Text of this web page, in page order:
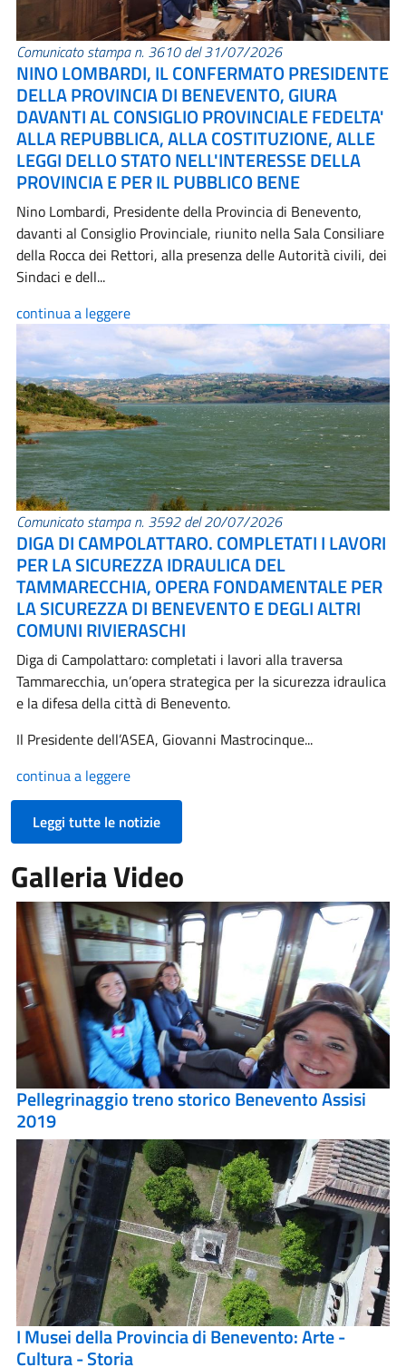
Comunicato stampa n. 3610 del 31/07/2026
NINO LOMBARDI, IL CONFERMATO PRESIDENTE
DELLA PROVINCIA DI BENEVENTO, GIURA
DAVANTI AL CONSIGLIO PROVINCIALE FEDELTA'
ALLA REPUBBLICA, ALLA COSTITUZIONE, ALLE
LEGGI DELLO STATO NELL'INTERESSE DELLA
PROVINCIA E PER IL PUBBLICO BENE
Nino Lombardi, Presidente della Provincia di Benevento,
davanti al Consiglio Provinciale, riunito nella Sala Consiliare
della Rocca dei Rettori, alla presenza delle Autorità civili, dei
Sindaci e dell...
continua a leggere
Comunicato stampa n. 3592 del 20/07/2026
DIGA DI CAMPOLATTARO. COMPLETATI I LAVORI
PER LA SICUREZZA IDRAULICA DEL
TAMMARECCHIA, OPERA FONDAMENTALE PER
LA SICUREZZA DI BENEVENTO E DEGLI ALTRI
COMUNI RIVIERASCHI
Diga di Campolattaro: completati i lavori alla traversa
Tammarecchia, un’opera strategica per la sicurezza idraulica
e la difesa della città di Benevento.
Il Presidente dell’ASEA, Giovanni Mastrocinque...
continua a leggere
Leggi tutte le notizie
Galleria Video
Pellegrinaggio treno storico Benevento Assisi
2019
I Musei della Provincia di Benevento: Arte -
Cultura - Storia